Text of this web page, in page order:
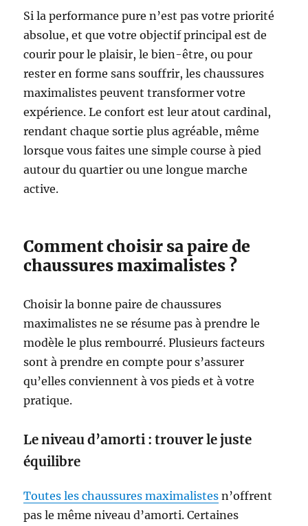
Si la performance pure n’est pas votre priorité
absolue, et que votre objectif principal est de
courir pour le plaisir, le bien-être, ou pour
rester en forme sans souffrir, les chaussures
maximalistes peuvent transformer votre
expérience. Le confort est leur atout cardinal,
rendant chaque sortie plus agréable, même
lorsque vous faites une simple course à pied
autour du quartier ou une longue marche
active.
Comment choisir sa paire de
chaussures maximalistes ?
Choisir la bonne paire de chaussures
maximalistes ne se résume pas à prendre le
modèle le plus rembourré. Plusieurs facteurs
sont à prendre en compte pour s’assurer
qu’elles conviennent à vos pieds et à votre
pratique.
Le niveau d’amorti : trouver le juste
équilibre
Toutes les chaussures maximalistes n’offrent
pas le même niveau d’amorti. Certaines